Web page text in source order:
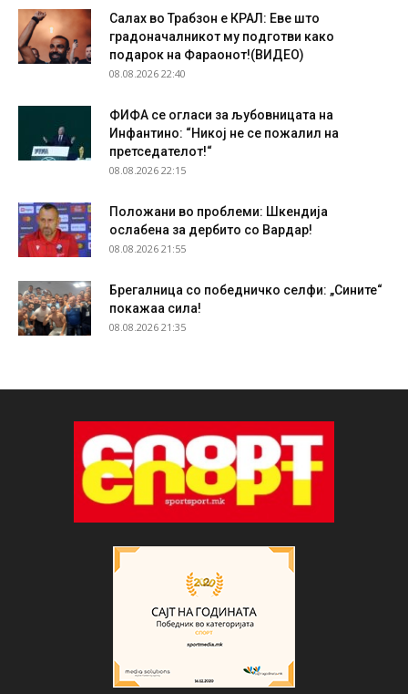
Салах во Трабзон е КРАЛ: Еве што
градоначалникот му подготви како
подарок на Фараонот!(ВИДЕО)
08.08.2026 22:40
ФИФА се огласи за љубовницата на
Инфантино: “Никој не се пожалил на
претседателот!“
08.08.2026 22:15
Положани во проблеми: Шкендија
ослабена за дербито со Вардар!
08.08.2026 21:55
Брегалница со победничко селфи: „Сините“
покажаа сила!
08.08.2026 21:35